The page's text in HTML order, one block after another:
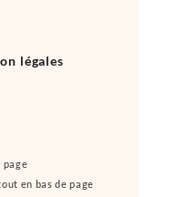
légales
page
en bas de page